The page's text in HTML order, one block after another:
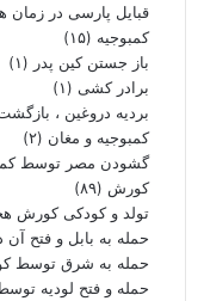
قبایل پارسی در زمان
کمبوجیه (۱۵)
باز جستن کین پدر (۱)
برادر کشی (۱)
بردیه دروغین ،
کمبوجیه و مغان (۲)
گشودن مصر توسط
کورش (۸۹)
تولد و کودکی کورش
حمله به بابل و فتح
حمله به شرق توسط
حمله و فتح لودیه